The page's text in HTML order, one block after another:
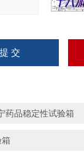
药品稳定性试验箱